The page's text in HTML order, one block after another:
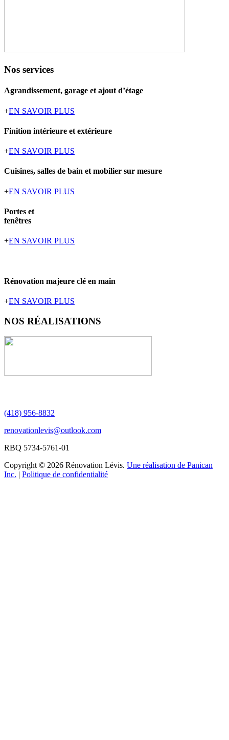
Nos services
Agrandissement, garage et ajout d’étage
+EN SAVOIR PLUS
Finition intérieure et extérieure
+EN SAVOIR PLUS
Cuisines, salles de bain et mobilier sur mesure
+EN SAVOIR PLUS
Portes et
fenêtres
+EN SAVOIR PLUS
Rénovation majeure clé en main
+EN SAVOIR PLUS
NOS RÉALISATIONS
(418) 956-8832
renovationlevis@outlook.com
RBQ 5734-5761-01
Copyright © 2026 Rénovation Lévis. Une réalisation de Panican
Inc. | Politique de confidentialité